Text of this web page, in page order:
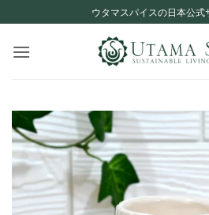
to
content
ウタマスパイスの日本公式